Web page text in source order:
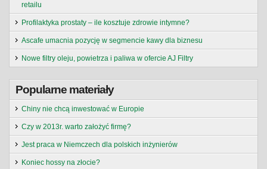
retailu
Profilaktyka prostaty – ile kosztuje zdrowie intymne?
Ascafe umacnia pozycję w segmencie kawy dla biznesu
Nowe filtry oleju, powietrza i paliwa w ofercie AJ Filtry
Popularne materiały
Chiny nie chcą inwestować w Europie
Czy w 2013r. warto założyć firmę?
Jest praca w Niemczech dla polskich inżynierów
Koniec hossy na złocie?